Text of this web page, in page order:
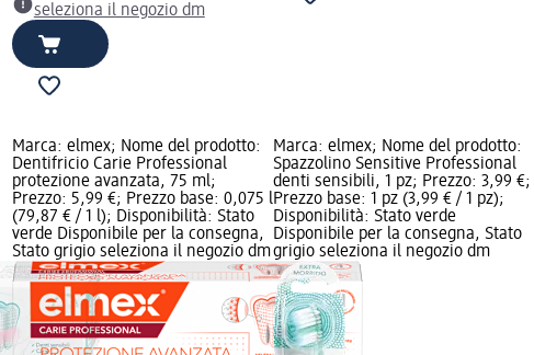
seleziona il negozio dm
Marca: elmex; Nome del prodotto:
Dentifricio Carie Professional
protezione avanzata, 75 ml;
Prezzo: 5,99 €; Prezzo base: 0,075 l
(79,87 € / 1 l); Disponibilità: Stato
verde Disponibile per la consegna,
Stato grigio seleziona il negozio dm
Marca: elmex; Nome del prodotto:
Spazzolino Sensitive Professional
denti sensibili, 1 pz; Prezzo: 3,99 €;
Prezzo base: 1 pz (3,99 € / 1 pz);
Disponibilità: Stato verde
Disponibile per la consegna, Stato
grigio seleziona il negozio dm